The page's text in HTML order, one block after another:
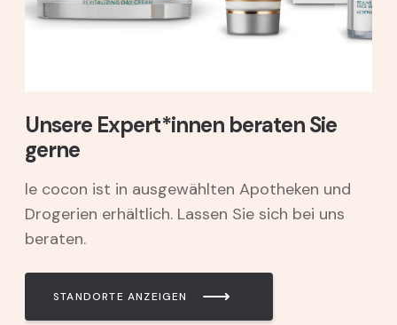
Unsere Expert*innen beraten Sie
gerne
le cocon ist in ausgewählten Apotheken und
Drogerien erhältlich. Lassen Sie sich bei uns
beraten.
STANDORTE ANZEIGEN